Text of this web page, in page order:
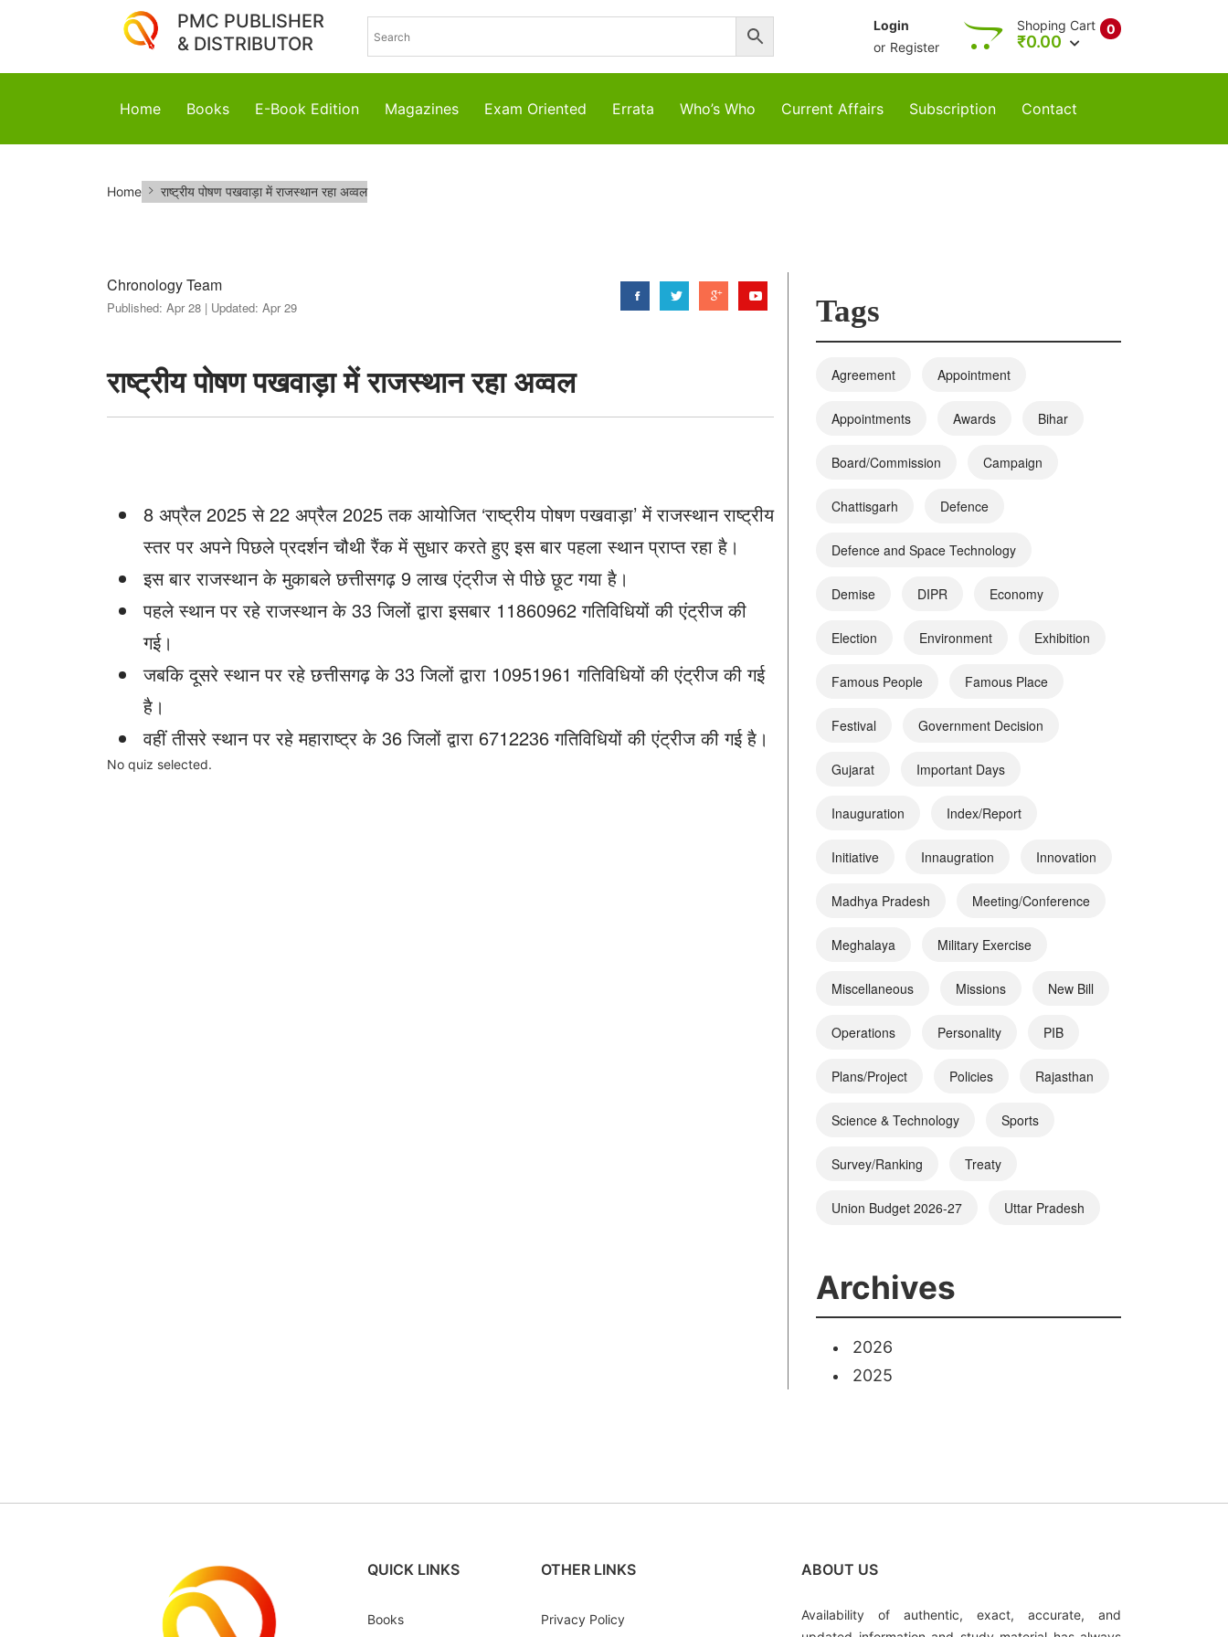
PMC PUBLISHER
& DISTRIBUTOR
Login
or Register
0
Shoping Cart
₹0.00
Home Books E-Book Edition Magazines Exam Oriented Errata Who’s Who Current Affairs Subscription Contact
Home राष्ट्रीय पोषण पखवाड़ा में राजस्थान रहा अव्वल
Chronology Team
Published: Apr 28 | Updated: Apr 29
राष्ट्रीय पोषण पखवाड़ा में राजस्थान रहा अव्वल
8 अप्रैल 2025 से 22 अप्रैल 2025 तक आयोजित ‘राष्ट्रीय पोषण पखवाड़ा’ में राजस्थान राष्ट्रीय
स्तर पर अपने पिछले प्रदर्शन चौथी रैंक में सुधार करते हुए इस बार पहला स्थान प्राप्त रहा है।
इस बार राजस्थान के मुकाबले छत्तीसगढ़ 9 लाख एंट्रीज से पीछे छूट गया है।
पहले स्थान पर रहे राजस्थान के 33 जिलों द्वारा इसबार 11860962 गतिविधियों की एंट्रीज की
गई।
जबकि दूसरे स्थान पर रहे छत्तीसगढ़ के 33 जिलों द्वारा 10951961 गतिविधियों की एंट्रीज की गई
है।
वहीं तीसरे स्थान पर रहे महाराष्ट्र के 36 जिलों द्वारा 6712236 गतिविधियों की एंट्रीज की गई है।
No quiz selected.
Tags
Agreement Appointment
Appointments Awards Bihar
Board/Commission Campaign
Chattisgarh Defence
Defence and Space Technology
Demise DIPR Economy
Election Environment Exhibition
Famous People Famous Place
Festival Government Decision
Gujarat Important Days
Inauguration Index/Report
Initiative Innaugration Innovation
Madhya Pradesh Meeting/Conference
Meghalaya Military Exercise
Miscellaneous Missions New Bill
Operations Personality PIB
Plans/Project Policies Rajasthan
Science & Technology Sports
Survey/Ranking Treaty
Union Budget 2026-27 Uttar Pradesh
Archives
2026
2025
QUICK LINKS
Books
OTHER LINKS
Privacy Policy
ABOUT US
Availability of authentic, exact, accurate, and